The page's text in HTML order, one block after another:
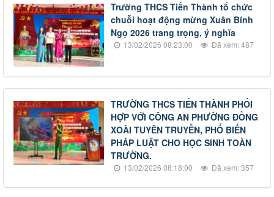
Trường THCS Tiến Thành tổ chức
chuỗi hoạt động mừng Xuân Bính
Ngọ 2026 trang trọng, ý nghĩa
13/02/2026 08:23:00 Đã xem: 487
TRƯỜNG THCS TIẾN THÀNH PHỐI
HỢP VỚI CÔNG AN PHƯỜNG ĐỒNG
XOÀI TUYÊN TRUYỀN, PHỔ BIẾN
PHÁP LUẬT CHO HỌC SINH TOÀN
TRƯỜNG.
13/02/2026 08:18:00 Đã xem: 357